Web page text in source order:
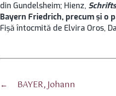
din Gundelsheim; Hienz,
Bayern Friedrich, precum şi o
Fişă întocmită de Elvira Oros,
← BAYER, Johann